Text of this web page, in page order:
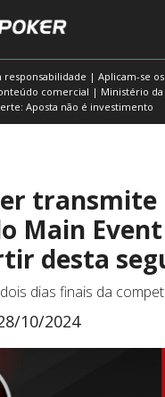
responsabilidade | Aplicam-se
comercial | Ministério da
Aposta não é investimento
transmite
Main
desta
dias finais da
10/2024